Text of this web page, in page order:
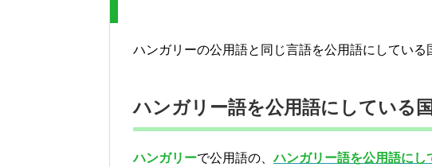
ハンガリーの公用語と同じ言語を公用語にしている
ハンガリー語を公用語にしている
ハンガリーで公用語の、ハンガリー語を公用語にし